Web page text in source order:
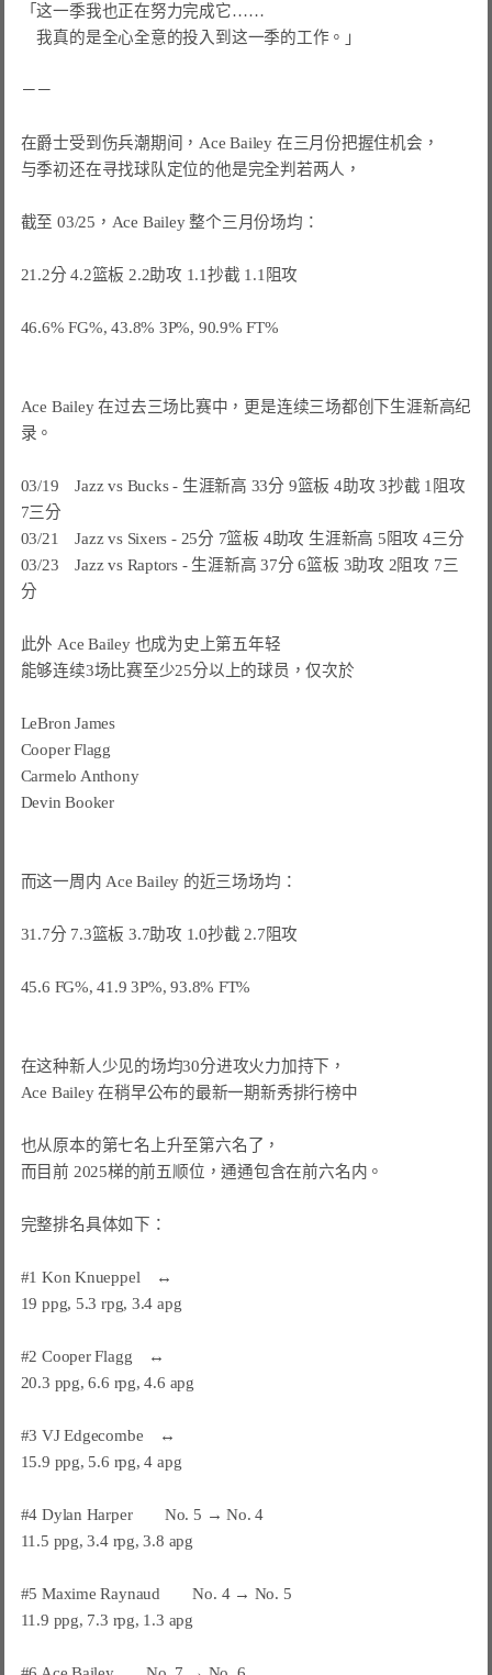
「这一季我也正在努力完成它……
我真的是全心全意的投入到这一季的工作。」
－－
在爵士受到伤兵潮期间，Ace Bailey 在三月份把握住机会，
与季初还在寻找球队定位的他是完全判若两人，
截至 03/25，Ace Bailey 整个三月份场均：
21.2分 4.2篮板 2.2助攻 1.1抄截 1.1阻攻
46.6% FG%, 43.8% 3P%, 90.9% FT%
Ace Bailey 在过去三场比赛中，更是连续三场都创下生涯新高纪
录。
03/19　Jazz vs Bucks - 生涯新高 33分 9篮板 4助攻 3抄截 1阻攻
7三分
03/21　Jazz vs Sixers - 25分 7篮板 4助攻 生涯新高 5阻攻 4三分
03/23　Jazz vs Raptors - 生涯新高 37分 6篮板 3助攻 2阻攻 7三
分
此外 Ace Bailey 也成为史上第五年轻
能够连续3场比赛至少25分以上的球员，仅次於
LeBron James
Cooper Flagg
Carmelo Anthony
Devin Booker
而这一周内 Ace Bailey 的近三场场均：
31.7分 7.3篮板 3.7助攻 1.0抄截 2.7阻攻
45.6 FG%, 41.9 3P%, 93.8% FT%
在这种新人少见的场均30分进攻火力加持下，
Ace Bailey 在稍早公布的最新一期新秀排行榜中
也从原本的第七名上升至第六名了，
而目前 2025梯的前五顺位，通通包含在前六名内。
完整排名具体如下：
#1 Kon Knueppel　↔
19 ppg, 5.3 rpg, 3.4 apg
#2 Cooper Flagg　↔
20.3 ppg, 6.6 rpg, 4.6 apg
#3 VJ Edgecombe　↔
15.9 ppg, 5.6 rpg, 4 apg
#4 Dylan Harper　　No. 5 → No. 4
11.5 ppg, 3.4 rpg, 3.8 apg
#5 Maxime Raynaud　　No. 4 → No. 5
11.9 ppg, 7.3 rpg, 1.3 apg